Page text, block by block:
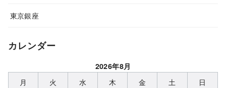
東京銀座
カレンダー
2026年8月
月 火 水 木 金 土
日